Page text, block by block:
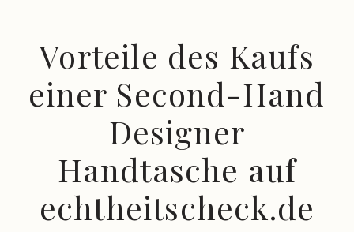
Vorteile des Kaufs
einer Second-Hand
Designer
Handtasche auf
echtheitscheck.de